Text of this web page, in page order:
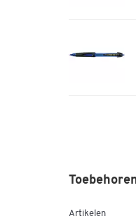
Artikelen